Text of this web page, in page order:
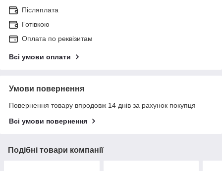
Післяплата
Готівкою
Оплата по реквізитам
Всі умови оплати
Умови повернення
Повернення товару впродовж 14 днів за рахунок покупця
Всі умови повернення
Подібні товари компанії